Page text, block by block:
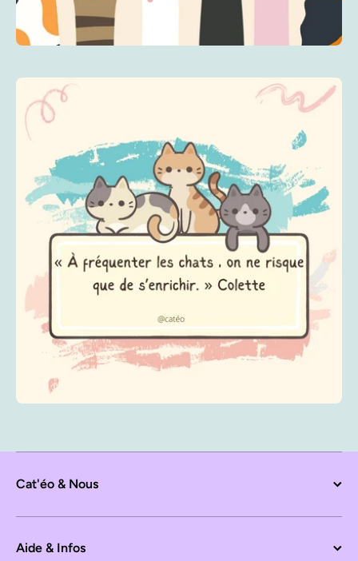
Cat'éo & Nous
Aide & Infos